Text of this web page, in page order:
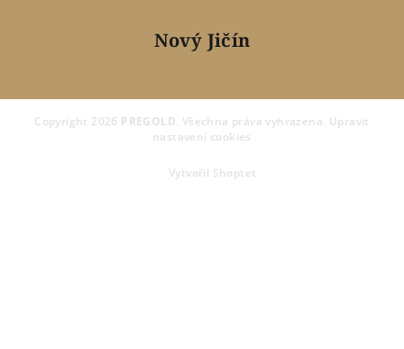
Nový Jičín
Copyright 2026 PREGOLD. Všechna práva vyhrazena. Upravit
nastavení cookies
Vytvořil Shoptet